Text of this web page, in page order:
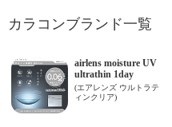
カラコンブランド一覧